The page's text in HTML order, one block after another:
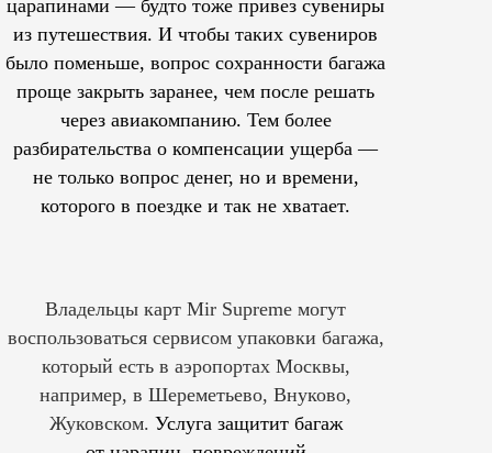
царапинами — будто тоже привез сувениры
из путешествия. И чтобы таких сувениров
было поменьше, вопрос сохранности багажа
проще закрыть заранее, чем после решать
через авиакомпанию. Тем более
разбирательства о компенсации ущерба —
не только вопрос денег, но и времени,
которого в поездке и так не хватает.
Владельцы карт Mir Supreme могут
воспользоваться сервисом упаковки багажа,
который есть в аэропортах Москвы,
например, в Шереметьево, Внуково,
Жуковском. Услуга защитит багаж